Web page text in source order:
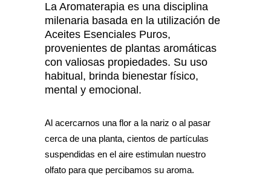
La Aromaterapia es una disciplina
milenaria basada en la utilización de
Aceites Esenciales Puros,
provenientes de plantas aromáticas
con valiosas propiedades. Su uso
habitual, brinda bienestar físico,
mental y emocional.
Al acercarnos una flor a la nariz o al pasar
cerca de una planta, cientos de partículas
suspendidas en el aire estimulan nuestro
olfato para que percibamos su aroma.